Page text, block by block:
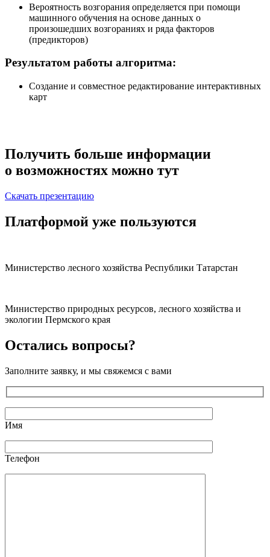
Вероятность возгорания определяется при помощи
машинного обучения на основе данных о
произошедших возгораниях и ряда факторов
(предикторов)
Результатом работы алгоритма:
Создание и совместное редактирование интерактивных
карт
Получить больше информации
о возможностях можно тут
Скачать презентацию
Платформой уже пользуются
Министерство лесного хозяйства Республики Татарстан
Министерство природных ресурсов, лесного хозяйства и
экологии Пермского края
Остались вопросы?
Заполните заявку, и мы свяжемся с вами
Имя
Телефон